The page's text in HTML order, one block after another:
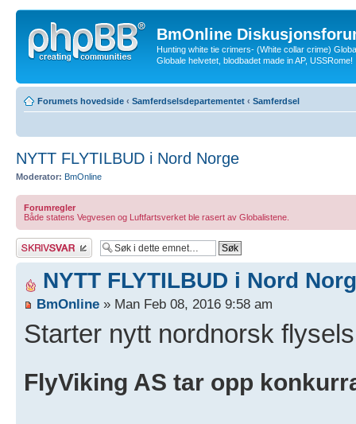
BmOnline
Hunting white tie crimers- (White collar crime)
Globale helvetet, blodbadet made in AP, USSRome!
Forumets hovedside ‹ Samferdselsdepartementet ‹ Samferdsel
NYTT FLYTILBUD i Nord Norge
Moderator: BmOnline
Forumregler
Både statens Vegvesen og Luftfartsverket ble rasert av Globalistene.
Skriv et svar
NYTT FLYTILBUD i Nord
BmOnline » Man Feb 08, 2016 9:58 am
Starter nytt nordnorsk
FlyViking AS tar opp